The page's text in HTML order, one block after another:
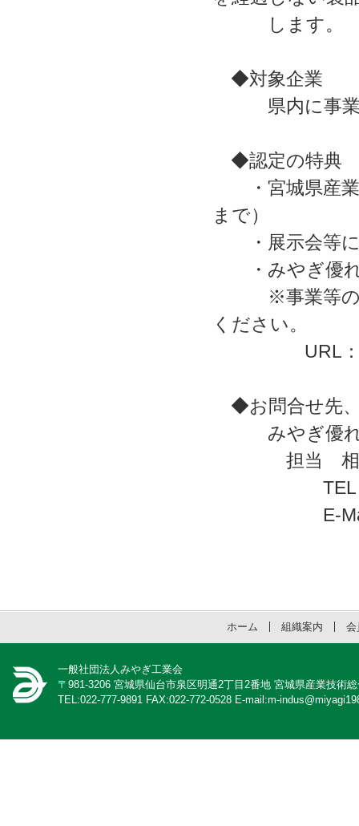
します。
◆対象企業
県内に事業所
◆認定の特典
・宮城県産業
まで）
・展示会等に
・みやぎ優れ
※事業等の詳
ください。
URL
◆お問合せ先
みやぎ優れ
担当 相
TEL：
E-Mail
ホーム 組織案内 会
一般社団法人みやぎ工業会
〒981-3206 宮城県仙台市泉区明通2丁目2番地 宮城県産業技術
TEL:022-777-9891 FAX:022-772-0528 E-mail:m-